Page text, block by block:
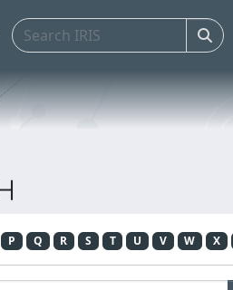
P Q R S T U V W X